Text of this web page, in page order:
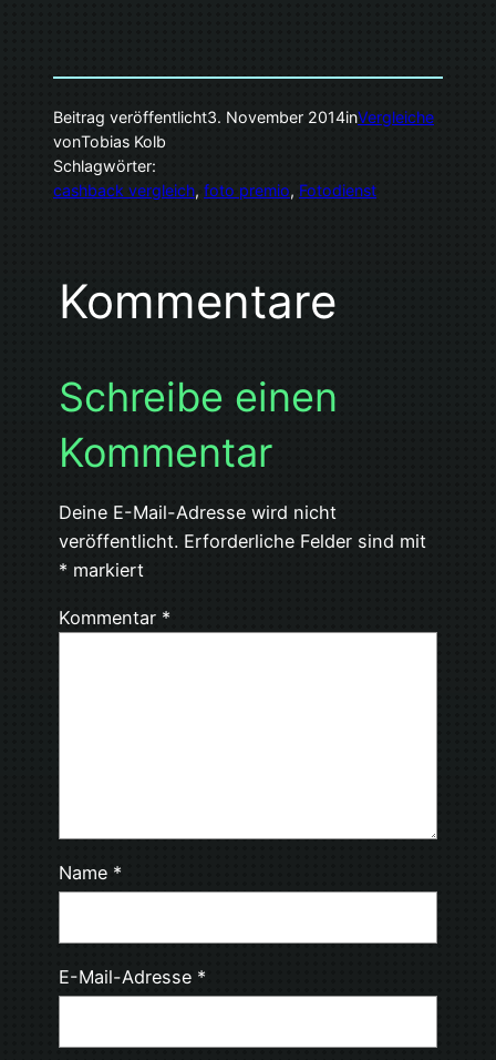
Beitrag veröffentlicht3. November 2014inVergleiche
vonTobias Kolb
Schlagwörter:
cashback vergleich, foto premio, Fotodienst
Kommentare
Schreibe einen
Kommentar
Deine E-Mail-Adresse wird nicht
veröffentlicht. Erforderliche Felder sind mit
* markiert
Kommentar *
Name *
E-Mail-Adresse *